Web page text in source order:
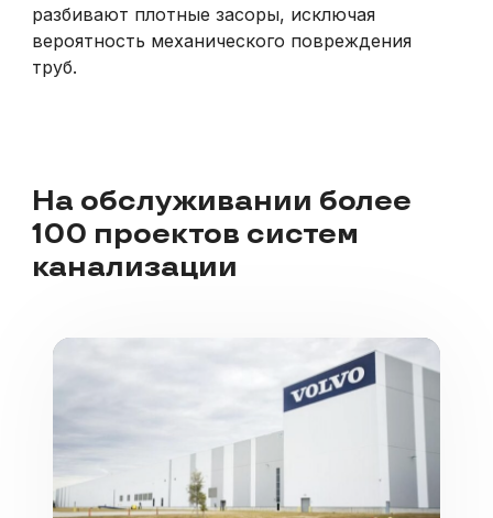
разбивают плотные засоры, исключая
вероятность механического повреждения
труб.
На обслуживании более
100 проектов систем
канализации